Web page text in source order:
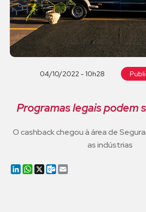
04/10/2022 - 10h28
Programas legais podem
O cashback chegou à área de
as indústrias
LinkedIn
WhatsApp
X Outlook.com